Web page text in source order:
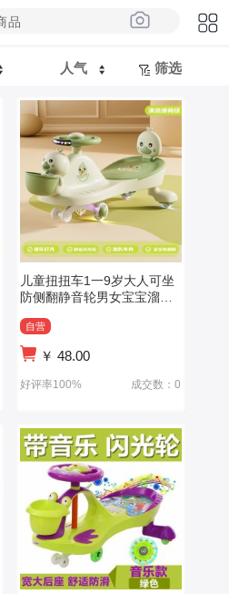
人气 筛选
儿童扭扭车1一9岁大人可坐
防侧翻静音轮男女宝宝溜溜
自营
￥48.00
好评率100% 成交数：0